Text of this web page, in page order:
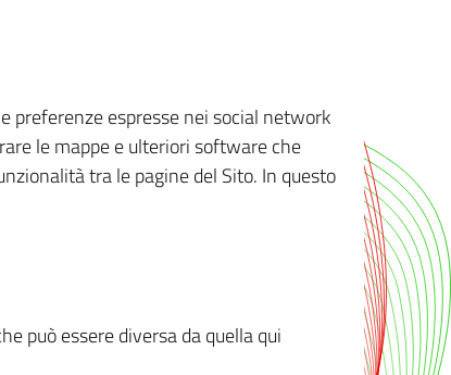
preferenze espresse nei social network
le mappe e ulteriori software che
tra le pagine del Sito. In questo
può essere diversa da quella qui